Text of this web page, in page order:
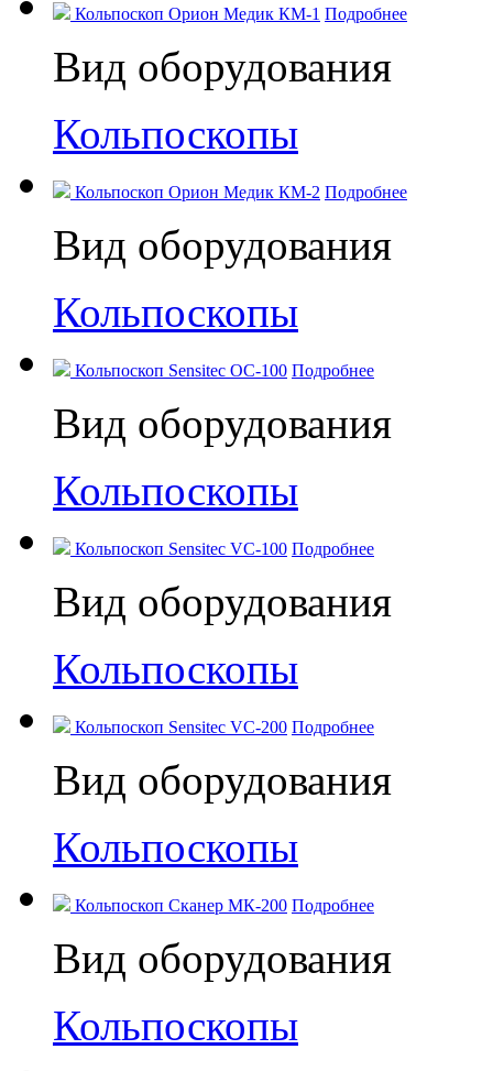
Кольпоскоп Орион Медик КМ-1 Подробнее
Вид оборудования
Кольпоскопы
Кольпоскоп Орион Медик КМ-2 Подробнее
Вид оборудования
Кольпоскопы
Кольпоскоп Sensitec OC-100 Подробнее
Вид оборудования
Кольпоскопы
Кольпоскоп Sensitec VC-100 Подробнее
Вид оборудования
Кольпоскопы
Кольпоскоп Sensitec VC-200 Подробнее
Вид оборудования
Кольпоскопы
Кольпоскоп Сканер МК-200 Подробнее
Вид оборудования
Кольпоскопы